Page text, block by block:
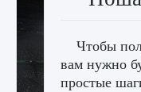
Чтобы
вам нужно
простые